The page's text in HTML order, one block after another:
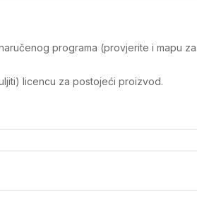
programa (provjerite i mapu
licencu za postojeći proizvod.